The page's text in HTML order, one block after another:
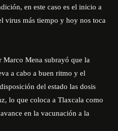
en este caso es el inicio a
virus más tiempo y hoy nos toca
Marco Mena subrayó que la
a cabo a buen ritmo y el
del estado las dosis
lo que coloca a Tlaxcala como
en la vacunación a la